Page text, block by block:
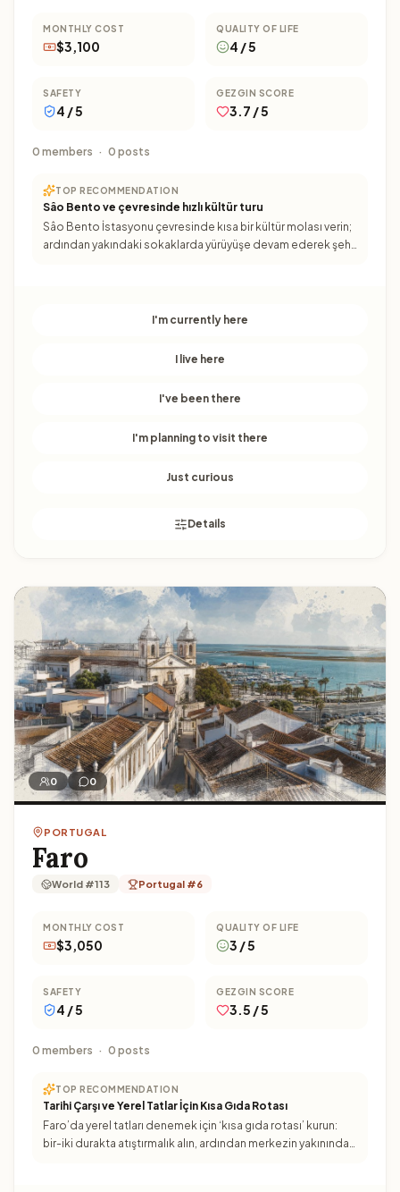
MONTHLY COST
$3,100
QUALITY OF LIFE
4 / 5
SAFETY
4 / 5
GEZGIN SCORE
3.7 / 5
0 members · 0 posts
TOP RECOMMENDATION
Sâo Bento ve çevresinde hızlı kültür turu
Sâo Bento İstasyonu çevresinde kısa bir kültür molası verin;
ardından yakındaki sokaklarda yürüyüşe devam ederek şehir
I'm currently here
I live here
I've been there
I'm planning to visit there
Just curious
Details
0 0
PORTUGAL
Faro
World #113 Portugal #6
MONTHLY COST
$3,050
QUALITY OF LIFE
3 / 5
SAFETY
4 / 5
GEZGIN SCORE
3.5 / 5
0 members · 0 posts
TOP RECOMMENDATION
Tarihi Çarşı ve Yerel Tatlar İçin Kısa Gıda Rotası
Faro’da yerel tatları denemek için ‘kısa gıda rotası’ kurun:
bir-iki durakta atıştırmalık alın, ardından merkezin yakınında